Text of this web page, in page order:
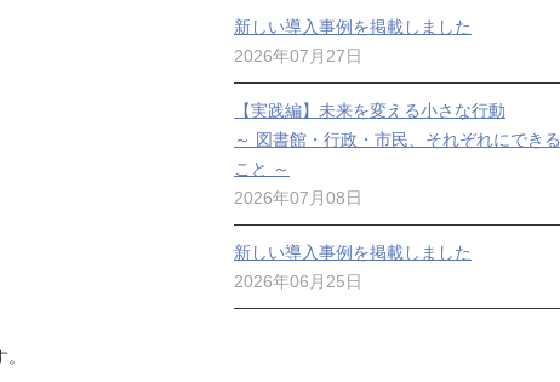
新しい導入事例を掲載しました
2026年07月27日
【実践編】未来を変える小さな行動
～ 図書館・行政・市民、それぞれにできる
こと ～
2026年07月08日
新しい導入事例を掲載しました
2026年06月25日